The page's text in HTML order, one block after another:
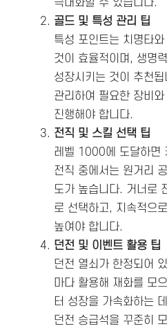
극대화할 수 있습니다​.
골드 및 특성 관리 팁
특성 포인트는 치명타
것이 효율적이며, 생명
성장시키는 것이 추천
관리하여 필요한 장비
진행해야 합니다.
전직 및 스킬 선택 팁
레벨 1000에 도달하면
전직 중에서는 원거리
도가 높습니다. 거너로
로 선택하고, 지속적으
높여야 합니다.
던전 및 이벤트 활용 팁
던전 열쇠가 한정되어
마다 활용해 재화를 모
터 성장을 가속화하는
던전 승급석을 꾸준히